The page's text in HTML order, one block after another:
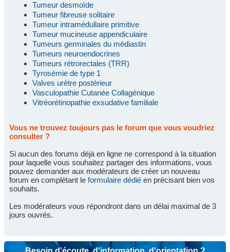
Tumeur desmoïde
Tumeur fibreuse solitaire
Tumeur intramédullaire primitive
Tumeur mucineuse appendiculaire
Tumeurs germinales du médiastin
Tumeurs neuroendocrines
Tumeurs rétrorectales (TRR)
Tyrosémie de type 1
Valves urètre postérieur
Vasculopathie Cutanée Collagénique
Vitréorétinopathie exsudative familiale
Vous ne trouvez toujours pas le forum que vous voudriez
consulter ?
Si aucun des forums déjà en ligne ne correspond à la situation
pour laquelle vous souhaitez partager des informations, vous
pouvez demander aux modérateurs de créer un nouveau
forum en complétant le formulaire dédié en précisant bien vos
souhaits.
Les modérateurs vous répondront dans un délai maximal de 3
jours ouvrés.